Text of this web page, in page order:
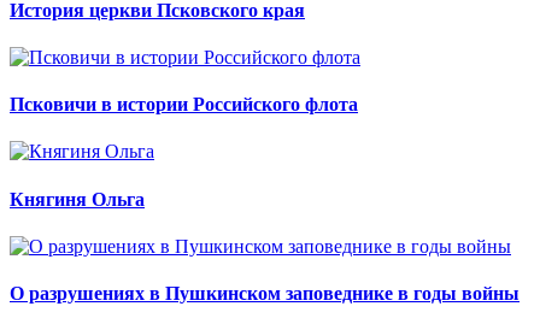
История церкви Псковского края
Псковичи в истории Российского флота
Княгиня Ольга
О разрушениях в Пушкинском заповеднике в годы войны